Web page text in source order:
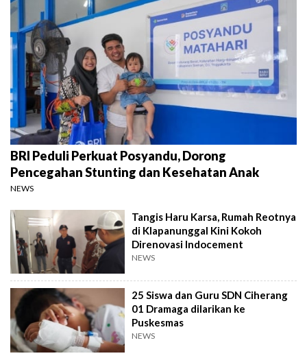
BRI Peduli Perkuat Posyandu, Dorong
Pencegahan Stunting dan Kesehatan Anak
NEWS
Tangis Haru Karsa, Rumah Reotnya
di Klapanunggal Kini Kokoh
Direnovasi Indocement
NEWS
25 Siswa dan Guru SDN Ciherang
01 Dramaga dilarikan ke
Puskesmas
NEWS